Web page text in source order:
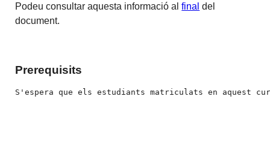
Podeu consultar aquesta informació alfinal del
document.
Prerequisits
S'espera que els estudiants matriculats en aquest